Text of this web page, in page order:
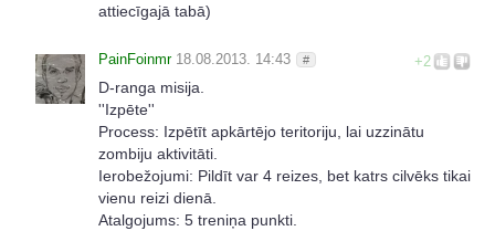
attiecīgajā tabā)
+2
PainFoinmr 18.08.2013. 14:43 #
D-ranga misija.
''Izpēte''
Process: Izpētīt apkārtējo teritoriju, lai uzzinātu
zombiju aktivitāti.
Ierobežojumi: Pildīt var 4 reizes, bet katrs cilvēks tikai
vienu reizi dienā.
Atalgojums: 5 treniņa punkti.